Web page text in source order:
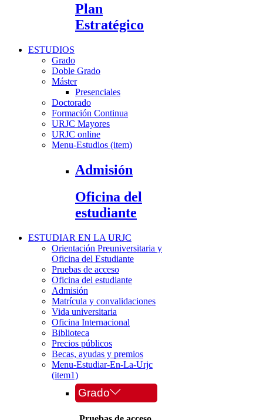
Plan
Estratégico
ESTUDIOS
Grado
Doble Grado
Máster
Presenciales
Doctorado
Formación Continua
URJC Mayores
URJC online
Menu-Estudios (item)
Admisión
Oficina del
estudiante
ESTUDIAR EN LA URJC
Orientación Preuniversitaria y
Oficina del Estudiante
Pruebas de acceso
Oficina del estudiante
Admisión
Matrícula y convalidaciones
Vida universitaria
Oficina Internacional
Biblioteca
Precios públicos
Becas, ayudas y premios
Menu-Estudiar-En-La-Urjc
(item1)
Grado